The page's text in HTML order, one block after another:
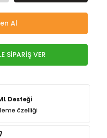
Al
SİPARİŞ VER
Desteği
özelliği